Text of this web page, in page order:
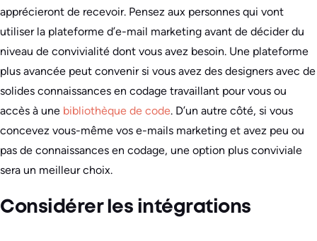
apprécieront de recevoir. Pensez aux personnes qui vont
utiliser la plateforme d’e-mail marketing avant de décider du
niveau de convivialité dont vous avez besoin. Une plateforme
plus avancée peut convenir si vous avez des designers avec de
solides connaissances en codage travaillant pour vous ou
accès à une bibliothèque de code. D’un autre côté, si vous
concevez vous-même vos e-mails marketing et avez peu ou
pas de connaissances en codage, une option plus conviviale
sera un meilleur choix.
Considérer les intégrations